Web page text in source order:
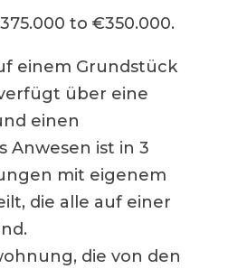
to €350.000.
einem Grundstück
über eine
einen
Anwesen ist in 3
mit eigenem
die alle auf einer
die von den